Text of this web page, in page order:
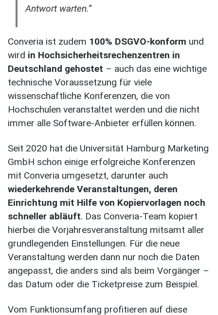
Antwort warten.“
Converia ist zudem 100% DSGVO-konform und
wird in Hochsicherheitsrechenzentren in
Deutschland gehostet – auch das eine wichtige
technische Voraussetzung für viele
wissenschaftliche Konferenzen, die von
Hochschulen veranstaltet werden und die nicht
immer alle Software-Anbieter erfüllen können.
Seit 2020 hat die Universität Hamburg Marketing
GmbH schon einige erfolgreiche Konferenzen
mit Converia umgesetzt, darunter auch
wiederkehrende Veranstaltungen, deren
Einrichtung mit Hilfe von Kopiervorlagen noch
schneller abläuft. Das Converia-Team kopiert
hierbei die Vorjahresveranstaltung mitsamt aller
grundlegenden Einstellungen. Für die neue
Veranstaltung werden dann nur noch die Daten
angepasst, die anders sind als beim Vorgänger –
das Datum oder die Ticketpreise zum Beispiel.
Vom Funktionsumfang profitieren auf diese